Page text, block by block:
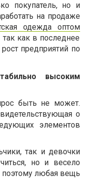
покупатель, но и
на продаже
одежда оптом
как в последнее
предприятий по
высоким
быть не может.
о
элементов
так и девочки
но и весело
поэтому любая вещь